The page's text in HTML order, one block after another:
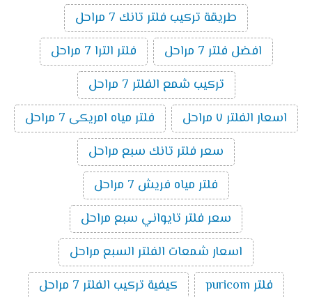
طريقة تركيب فلتر تانك 7 مراحل
افضل فلتر 7 مراحل
فلتر الترا 7 مراحل
تركيب شمع الفلتر 7 مراحل
اسعار الفلتر ٧ مراحل
فلتر مياه امريكى 7 مراحل
سعر فلتر تانك سبع مراحل
فلتر مياه فريش 7 مراحل
سعر فلتر تايواني سبع مراحل
اسعار شمعات الفلتر السبع مراحل
فلتر puricom
كيفية تركيب الفلتر 7 مراحل